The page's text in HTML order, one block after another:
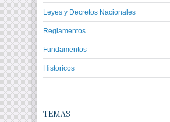
Leyes y Decretos Nacionales
Reglamentos
Fundamentos
Historicos
TEMAS